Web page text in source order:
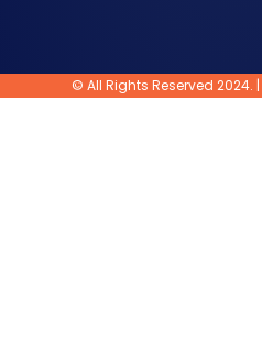
© All Rights Reserved 2024. |